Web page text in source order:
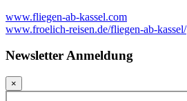
www.fliegen-ab-kassel.com
www.froelich-reisen.de/fliegen-ab-kassel/
Newsletter Anmeldung
×